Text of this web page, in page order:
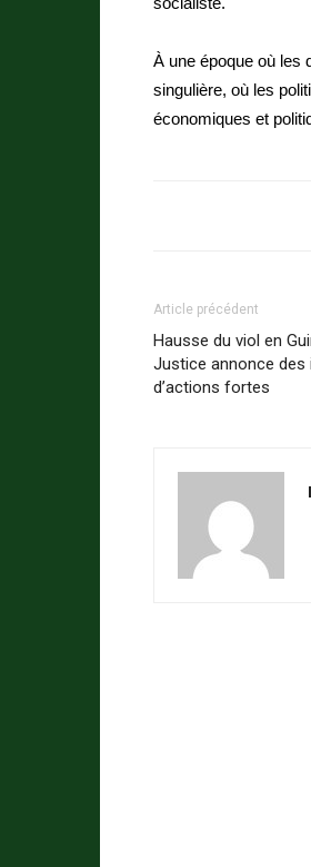
À une époque où les
singulière, où les
économiques et
Article précédent
Hausse du viol en
Justice annonce des
d’actions fortes